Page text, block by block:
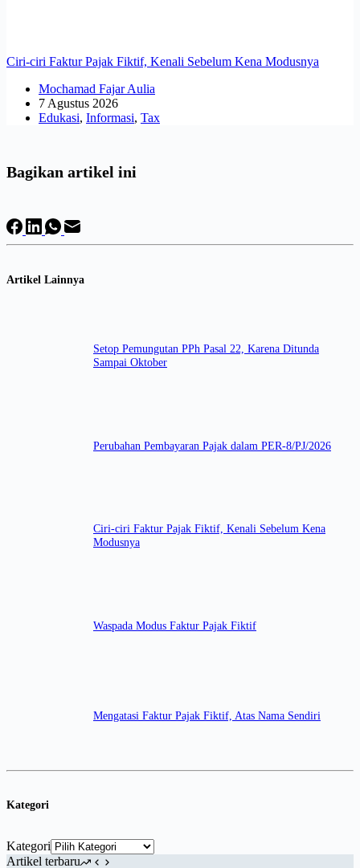
Ciri-ciri Faktur Pajak Fiktif, Kenali Sebelum Kena Modusnya
Mochamad Fajar Aulia
7 Agustus 2026
Edukasi, Informasi, Tax
Bagikan artikel ini
Artikel Lainnya
Setop Pemungutan PPh Pasal 22, Karena Ditunda
Sampai Oktober
Perubahan Pembayaran Pajak dalam PER-8/PJ/2026
Ciri-ciri Faktur Pajak Fiktif, Kenali Sebelum Kena
Modusnya
Waspada Modus Faktur Pajak Fiktif
Mengatasi Faktur Pajak Fiktif, Atas Nama Sendiri
Kategori
Kategori
Artikel terbaru